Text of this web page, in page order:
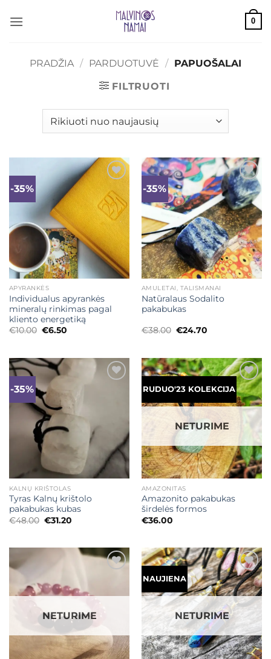
0
PRADŽIA / PARDUOTUVĖ / PAPUOŠALAI
FILTRUOTI
-35% Mėgstamiausias
APYRANKĖS
Individualus apyrankės
mineralų rinkimas pagal
kliento energetiką
€10.00 Original
€6.50Current
-35% Mėgstamiausias
AMULETAI, TALISMANAI
Natūralaus Sodalito
pakabukas
€38.00 Original
€24.70Current
-35%
KALNŲ KRIŠTOLAS
Tyras Kalnų krištolo
pakabukas kubas
€48.00 Original
€31.20Current
RUDUO'23 KOLEKCIJA
Mėgstamiausias
NETURIME
AMAZONITAS
Amazonito pakabukas
širdelės formos
€36.00
NETURIME
NAUJIENA Mėgstamiausias
NETURIME